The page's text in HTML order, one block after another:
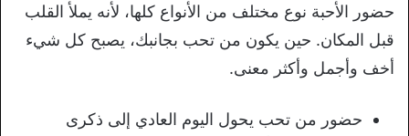
حضور الأحبة نوع مختلف من الأنواع كلها، لأنه يملأ القلب
قبل المكان. حين يكون من تحب بجانبك، يصبح كل شيء
أخف وأجمل وأكثر معنى.
حضور من تحب يحول اليوم العادي إلى ذكرى